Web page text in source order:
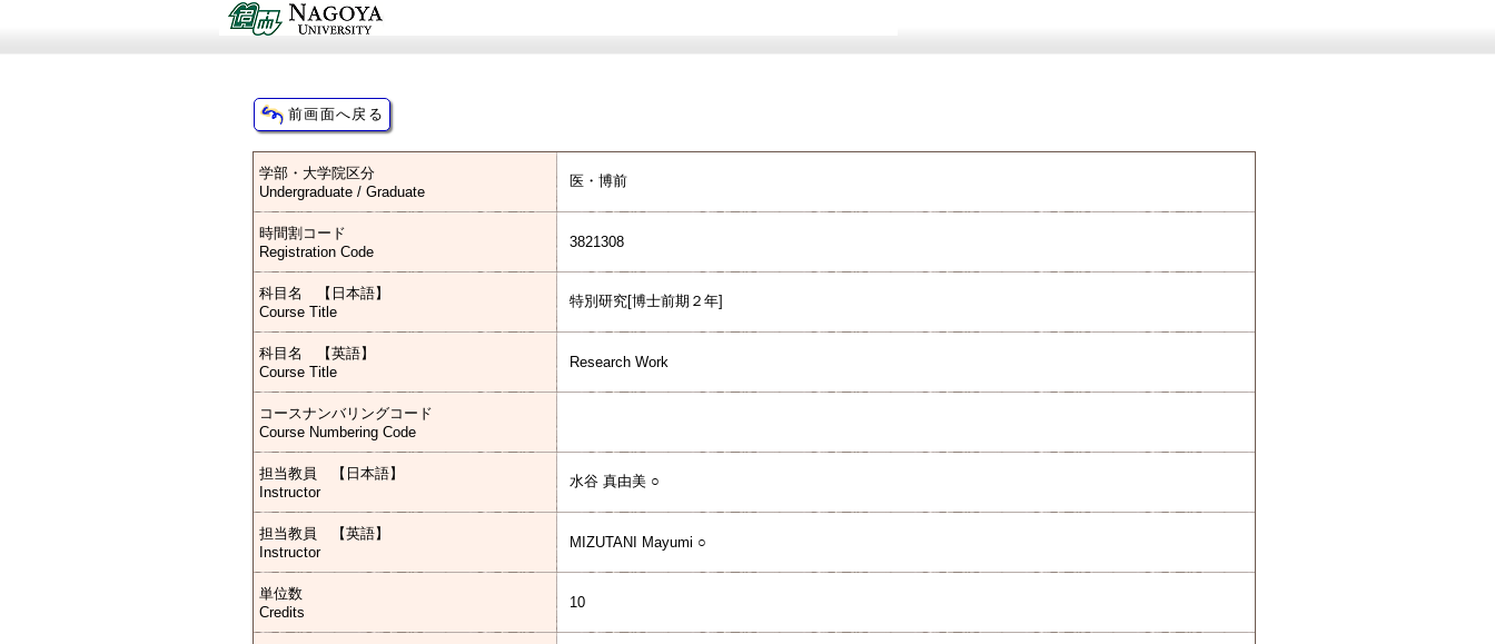
学部・大学院区分
Undergraduate / Graduate
医・博前
時間割コード
Registration Code
3821308
科目名 【日本語】
Course Title
特別研究[博士前期２年]
科目名 【英語】
Course Title
Research Work
コースナンバリングコード
Course Numbering Code
担当教員 【日本語】
Instructor
水谷 真由美 ○
担当教員 【英語】
Instructor
MIZUTANI Mayumi ○
単位数
Credits
10